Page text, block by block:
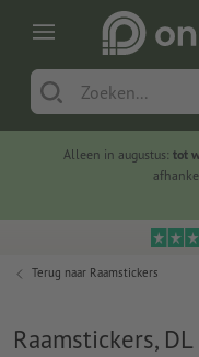
Alleen in augustus: tot
Terug naar Raamstickers
Raamstickers, DL